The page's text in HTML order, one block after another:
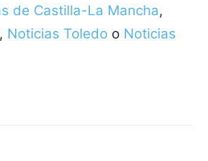
de Castilla-La Mancha,
, Noticias Toledo o Noticias